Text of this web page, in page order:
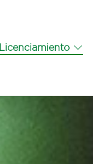
Licenciamiento